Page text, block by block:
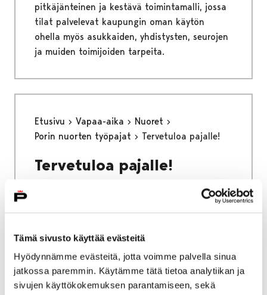
Tämä sivusto käyttää evästeitä
Hyödynnämme evästeitä, jotta voimme palvella sinua
jatkossa paremmin. Käytämme tätä tietoa analytiikan ja
sivujen käyttökokemuksen parantamiseen, sekä
pitkäjänteinen ja kestävä toimintamalli, jossa
tilat palvelevat kaupungin oman käytön
ohella myös asukkaiden, yhdistysten, seurojen
ja muiden toimijoiden tarpeita.
Etusivu Vapaa-aika
Nuoret
Porin nuorten työpajat
Tervetuloa pajalle!
Tervetuloa pajalle!
Liikenne ja veneily
Liikenneväylien kunnossapito